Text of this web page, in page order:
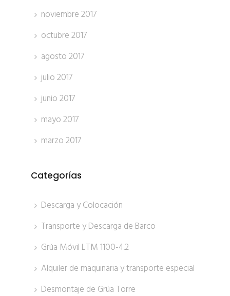
noviembre 2017
octubre 2017
agosto 2017
julio 2017
junio 2017
mayo 2017
marzo 2017
Categorías
Descarga y Colocación
Transporte y Descarga de Barco
Grúa Móvil LTM 1100-4.2
Alquiler de maquinaria y transporte especial
Desmontaje de Grúa Torre